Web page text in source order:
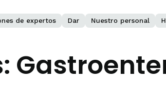
de expertos Dar Nuestro personal